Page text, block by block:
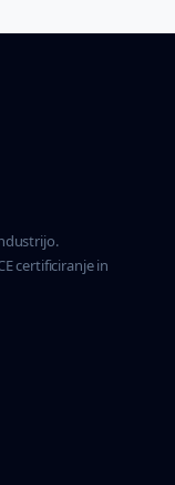
certificiranje in